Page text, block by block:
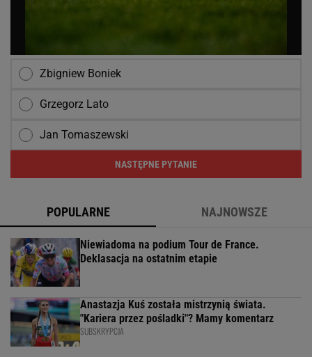
Zbigniew Boniek
Grzegorz Lato
Jan Tomaszewski
NASTĘPNE PYTANIE
POPULARNE NAJNOWSZE
Niewiadoma na podium Tour de France.
Deklasacja na ostatnim etapie
Anastazja Kuś została mistrzynią świata.
"Kariera przez pośladki"? Mamy komentarz
SUBSKRYPCJA